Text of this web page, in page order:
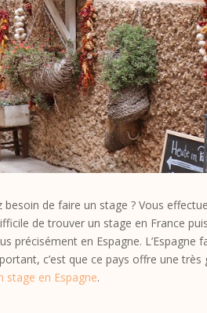
besoin de faire un stage ? Vous
de trouver un stage en France
précisément en Espagne.
c’est que ce pays offre une
stage en Espagne.